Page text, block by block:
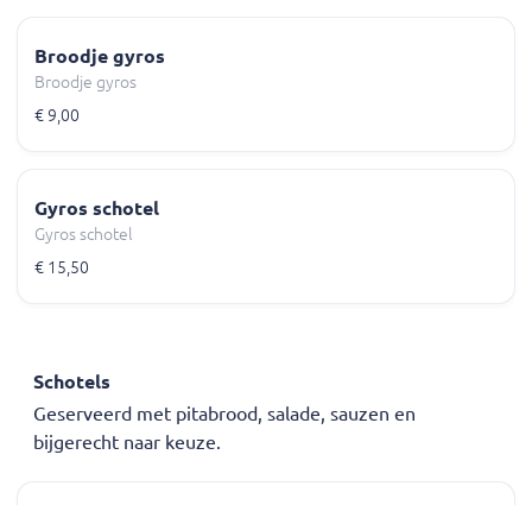
Broodje gyros
Broodje gyros
€ 9,00
Gyros schotel
Gyros schotel
€ 15,50
Schotels
Geserveerd met pitabrood, salade, sauzen en
bijgerecht naar keuze.